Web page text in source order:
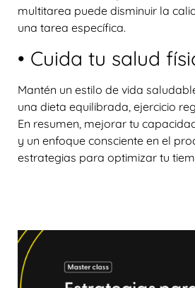
multitarea puede disminuir la
una tarea específica.
• Cuida tu salud
Mantén un estilo de vida
una dieta equilibrada, ejercicio
En resumen, mejorar tu
y un enfoque consciente en el
estrategias para optimizar tu